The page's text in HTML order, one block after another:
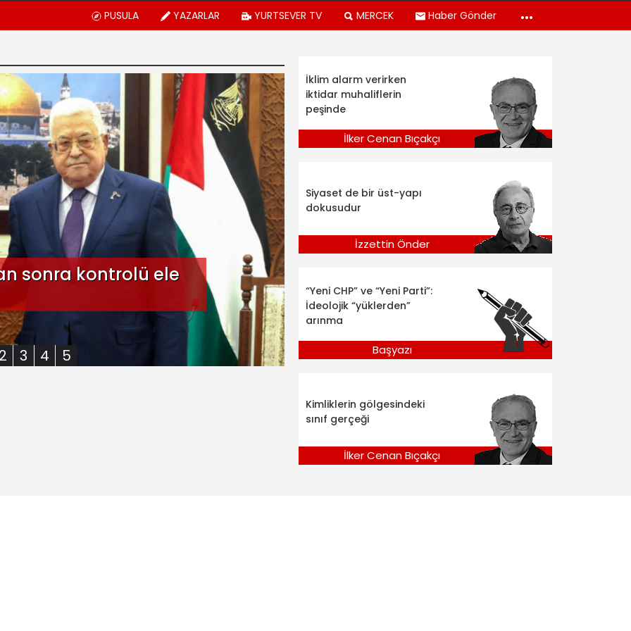
PUSULA YAZARLAR YURTSEVER TV MERCEK Haber Gönder
3 4 5
sonra kontrolü ele
İklim alarm verirken
iktidar muhaliflerin
peşinde
İlker Cenan Bıçakçı
Siyaset de bir üst-yapı
dokusudur
İzzettin Önder
“Yeni CHP” ve “Yeni Parti”:
İdeolojik “yüklerden”
arınma
Başyazı
Kimliklerin gölgesindeki
sınıf gerçeği
İlker Cenan Bıçakçı